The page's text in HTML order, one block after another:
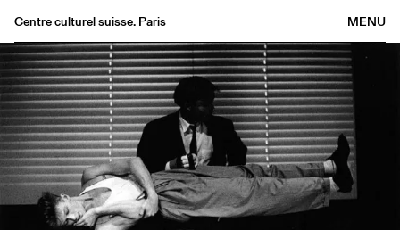
MENU
Centre culturel suisse. Paris
Agenda
Librairie
Buvette
Archives
Médiathèque
Éditions